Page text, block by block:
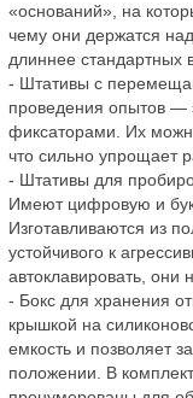
«оснований», на
чему они держатся
длиннее стандартных
- Штативы с
проведения опытов
фиксаторами. Их
что сильно упрощает
- Штативы для
Имеют цифровую и
Изготавливаются из
устойчивого к
автоклавировать, они
- Бокс для хранения
крышкой на
емкость и позволяет
положении. В